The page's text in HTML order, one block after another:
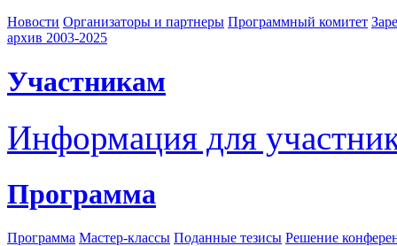
Новости Организаторы и партнеры Программный комитет
архив 2003-2025
Участникам
Информация для
Программа
Программа Мастер-классы Поданные тезисы Решение